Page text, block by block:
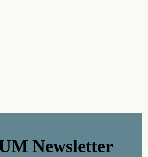
Newsletter